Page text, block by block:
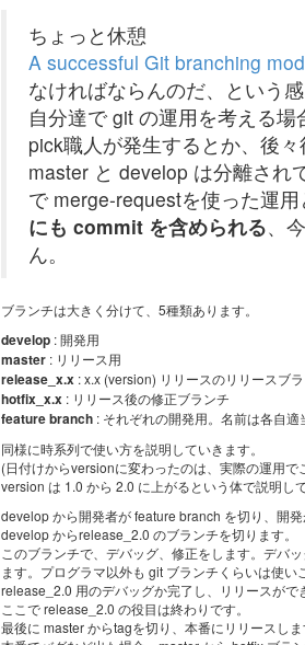
ちょっと休憩
A successful Git branching
なければならんのだ、という
自分達で git の運用を考える
pick職人が発生するとか、後
master と develop は分離され
で merge-requestを使った運
にも commit を含められる、
ん。
ブランチは大きく分けて、5種類あります。
develop : 開発用
master : リリース用
release_x.x : x.x (version) リリースのリリースブ
hotfix_x.x : リリース後の修正ブランチ
feature branch : それぞれの開発用。名前は各自適
同様に時系列で使い方を説明していきます。
(日付けからversionに変わったのは、実際の運用
version は 1.0 から 2.0 に上がるという体で説明し
develop から開発者が feature branch を切り、開
develop からrelease_2.0 のブランチを切ります。
このブランチで、デバッグ、修正をします。デバ
ます。プログラマ以外も git ブランチくらいは使
release_2.0 用のデバッグか完了し、リリースが
ここで release_2.0 の役目は終わりです。
最後に master からtagを切り、本番にリリースし